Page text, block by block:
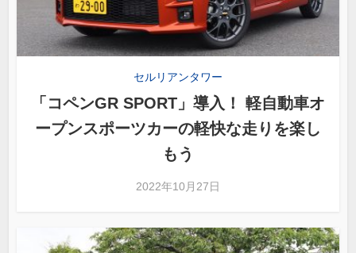
セルリアンタワー
「コペンGR SPORT」導入！ 軽自動車オ
ープンスポーツカーの軽快な走りを楽し
もう
2022年10月27日